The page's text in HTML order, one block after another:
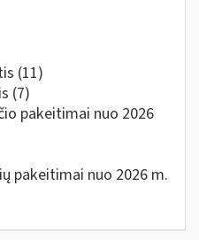
(11)
(7)
pakeitimai nuo 2026
pakeitimai nuo 2026 m.